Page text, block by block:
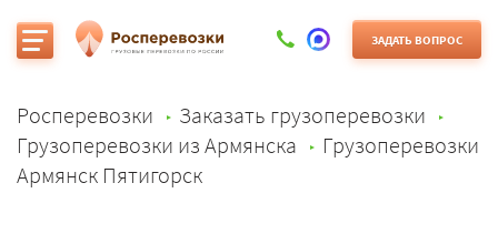
ЗАДАТЬ ВОПРОС
Росперевозки
Заказать грузоперевозки
Грузоперевозки из Армянска
Грузоперевозки
Армянск Пятигорск